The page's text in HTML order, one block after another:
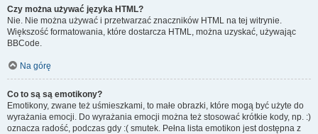
Czy można używać języka HTML?
Nie. Nie można używać i przetwarzać znaczników HTML na tej witrynie.
Większość formatowania, które dostarcza HTML, można uzyskać, używając
BBCode.
Na górę
Co to są są emotikony?
Emotikony, zwane też uśmieszkami, to małe obrazki, które mogą być użyte do
wyrażania emocji. Do wyrażania emocji można też stosować krótkie kody, np. :)
oznacza radość, podczas gdy :( smutek. Pełna lista emotikon jest dostępna z